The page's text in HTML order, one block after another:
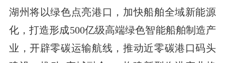
湖州将以绿色点亮港口，加快船舶全域新能源
化，打造形成500亿级高端绿色智能船舶制造产
业，开辟零碳运输航线，推动近零碳港口码头